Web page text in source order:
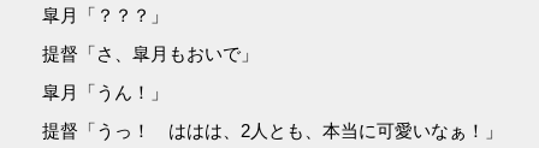
皐月「？？？」
提督「さ、皐月もおいで」
皐月「うん！」
提督「うっ！ ははは、2人とも、本当に可愛いなぁ！」